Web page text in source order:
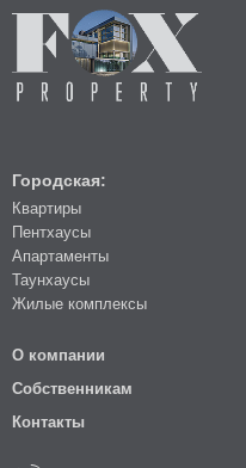
Городская:
Квартиры
Пентхаусы
Апартаменты
Таунхаусы
Жилые комплексы
О компании
Собственникам
Контакты